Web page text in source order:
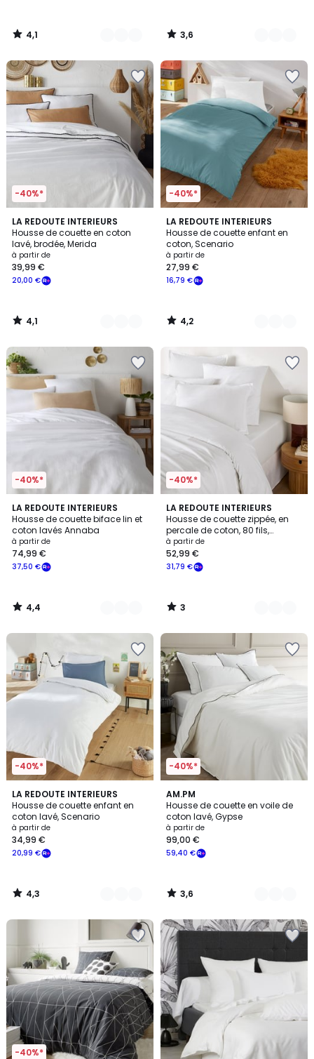
4,1
/
3,6
/
-40%*
LA REDOUTE INTERIEURS
Housse de couette en coton
lavé, brodée, Merida
à partir de
20,00 €
39,99 €
4,1
/ 5
5
Couleurs
4,1
/
-40%*
LA REDOUTE INTERIEURS
Housse de couette enfant en
coton, Scenario
à partir de
16,79 €
27,99 €
4,2
/ 5
22
Couleurs
4,2
/
-40%*
LA REDOUTE INTERIEURS
Housse de couette biface lin et
coton lavés Annaba
à partir de
37,50 €
74,99 €
4,4
/ 5
8
Couleurs
4,4
/
-40%*
LA REDOUTE INTERIEURS
Housse de couette zippée, en
percale de coton, 80 fils,
Scénario
à partir de
31,79 €
52,99 €
3
/
5
10
Couleurs
3
/
-40%*
LA REDOUTE INTERIEURS
Housse de couette enfant en
coton lavé, Scenario
à partir de
20,99 €
34,99 €
4,3
/ 5
18
Couleurs
4,3
/
-40%*
AM.PM
Housse de couette en voile de
coton lavé, Gypse
à partir de
59,40 €
99,00 €
3,6
/ 5
7
Couleurs
3,6
/
-40%*